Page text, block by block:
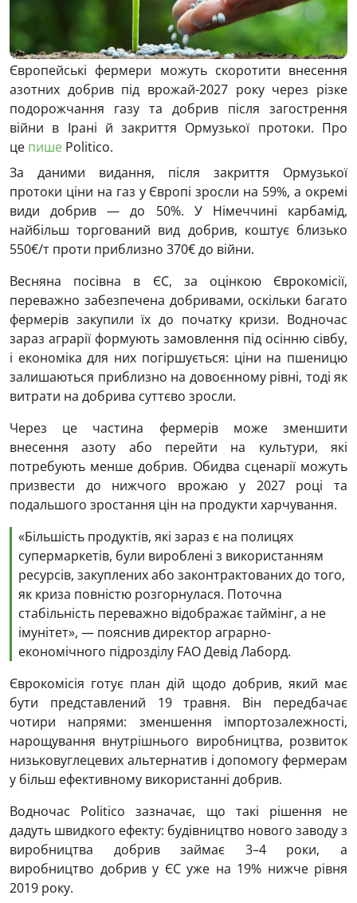
Європейські фермери можуть скоротити внесення
азотних добрив під врожай-2027 року через різке
подорожчання газу та добрив після загострення
війни в Ірані й закриття Ормузької протоки. Про
це пише Politico.
За даними видання, після закриття Ормузької
протоки ціни на газ у Європі зросли на 59%, а окремі
види добрив — до 50%. У Німеччині карбамід,
найбільш торгований вид добрив, коштує близько
550€/т проти приблизно 370€ до війни.
Весняна посівна в ЄС, за оцінкою Єврокомісії,
переважно забезпечена добривами, оскільки багато
фермерів закупили їх до початку кризи. Водночас
зараз аграрії формують замовлення під осінню сівбу,
і економіка для них погіршується: ціни на пшеницю
залишаються приблизно на довоєнному рівні, тоді як
витрати на добрива суттєво зросли.
Через це частина фермерів може зменшити
внесення азоту або перейти на культури, які
потребують менше добрив. Обидва сценарії можуть
призвести до нижчого врожаю у 2027 році та
подальшого зростання цін на продукти харчування.
«Більшість продуктів, які зараз є на полицях
супермаркетів, були вироблені з використанням
ресурсів, закуплених або законтрактованих до того,
як криза повністю розгорнулася. Поточна
стабільність переважно відображає таймінг, а не
імунітет», — пояснив директор аграрно-
економічного підрозділу FAO Девід Лаборд.
Єврокомісія готує план дій щодо добрив, який має
бути представлений 19 травня. Він передбачає
чотири напрями: зменшення імпортозалежності,
нарощування внутрішнього виробництва, розвиток
низьковуглецевих альтернатив і допомогу фермерам
у більш ефективному використанні добрив.
Водночас Politico зазначає, що такі рішення не
дадуть швидкого ефекту: будівництво нового заводу з
виробництва добрив займає 3–4 роки, а
виробництво добрив у ЄС уже на 19% нижче рівня
2019 року.